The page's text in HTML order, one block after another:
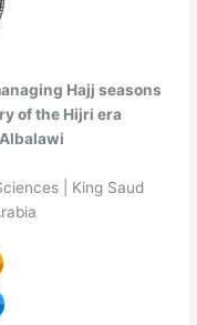
Hajj seasons
of the Hijri era
| King Saud